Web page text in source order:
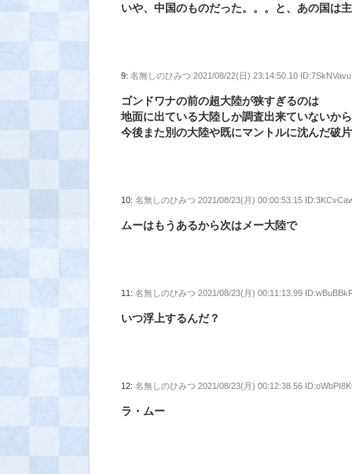
いや、中国のものだった。。。と、あの国は主
9:名無しのひみつ 2021/08/22(日) 23:14:50.10 ID:7SkNVavu
ゴンドワナの前の超大陸が狭すぎるのは
地面に出ている大陸しか調査出来ていないか
今後また別の大陸や既にマントルに沈んだ破
10:名無しのひみつ 2021/08/23(月) 00:00:53.15
ムーはもうあるから次はメー大陸で
11:名無しのひみつ 2021/08/23(月) 00:11:13.99
いつ浮上するんだ？
12:名無しのひみつ 2021/08/23(月) 00:12:38.56
ラ・ムー